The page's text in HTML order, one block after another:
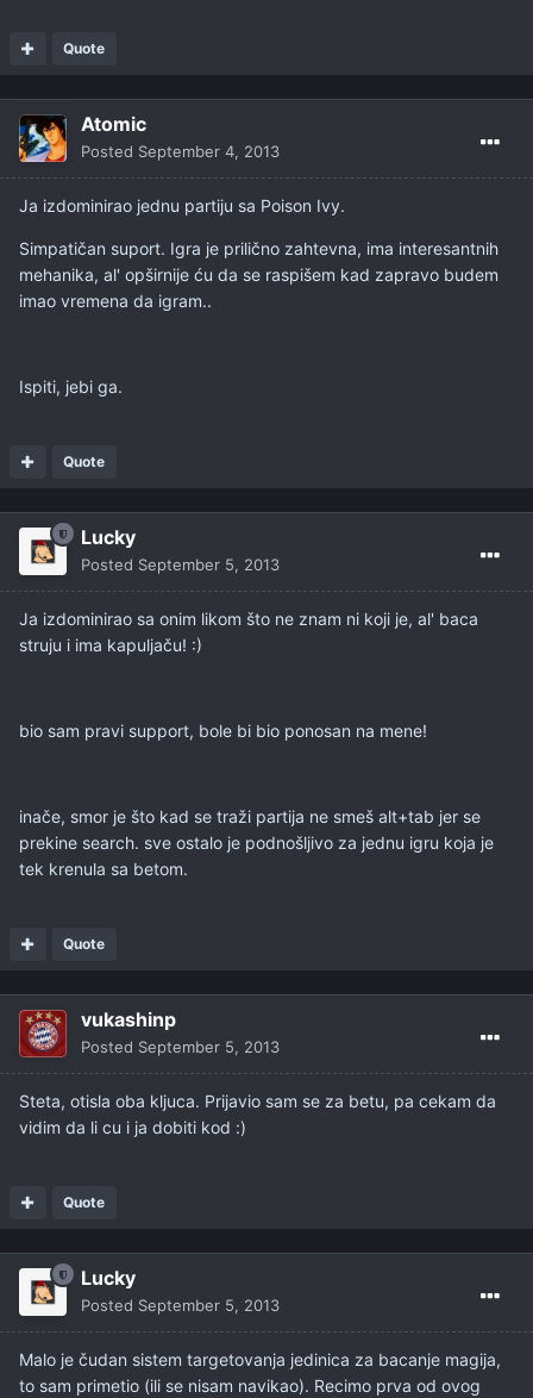
Quote
Atomic
Posted September 4, 2013
Ja izdominirao jednu partiju sa Poison Ivy.
Simpatičan suport. Igra je prilično zahtevna, ima interesantnih
mehanika, al' opširnije ću da se raspišem kad zapravo budem
imao vremena da igram..
Ispiti, jebi ga.
Quote
Lucky
Posted September 5, 2013
Ja izdominirao sa onim likom što ne znam ni koji je, al' baca
struju i ima kapuljaču! :)
bio sam pravi support, bole bi bio ponosan na mene!
inače, smor je što kad se traži partija ne smeš alt+tab jer se
prekine search. sve ostalo je podnošljivo za jednu igru koja je
tek krenula sa betom.
Quote
vukashinp
Posted September 5, 2013
Steta, otisla oba kljuca. Prijavio sam se za betu, pa cekam da
vidim da li cu i ja dobiti kod :)
Quote
Lucky
Posted September 5, 2013
Malo je čudan sistem targetovanja jedinica za bacanje magija,
to sam primetio (ili se nisam navikao). Recimo prva od ovog